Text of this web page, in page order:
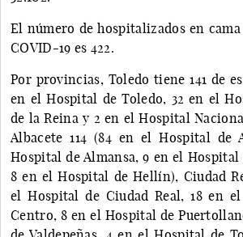
El número de hospitalizados en
COVID-19 es 422.
Por provincias, Toledo tiene 141 de
en el Hospital de Toledo, 32 en el
de la Reina y 2 en el Hospital
Albacete 114 (84 en el Hospital de
Hospital de Almansa, 9 en el
8 en el Hospital de Hellín), Ciudad
el Hospital de Ciudad Real, 18 en
Centro, 8 en el Hospital de